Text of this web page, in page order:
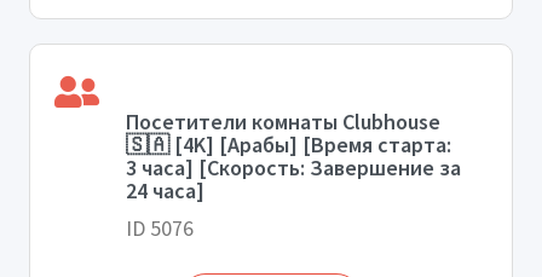
Посетители комнаты Clubhouse
🇸🇦 [4K] [Арабы] [Время старта:
3 часа] [Скорость: Завершение за
24 часа]
ID 5076